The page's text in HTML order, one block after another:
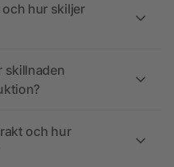
hur skiljer
skillnaden
och hur